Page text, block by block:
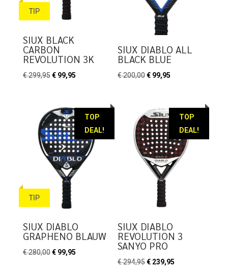
TIP
SIUX BLACK
CARBON
REVOLUTION 3K
€299,95 Oorspronkelijke
€ 299,95.
€99,95Huidige
€ 99,95.
SIUX DIABLO ALL
BLACK BLUE
€200,00Oorspronkelijke
€ 200,00.
€ 99,95
€ 99,95.
TOP
DEAL!
TIP
SIUX DIABLO
GRAPHENO BLAUW
€280,00 Oorspronkelijke
€99,95Huidige
TOP
DEAL!
SIUX DIABLO
REVOLUTION 3
SANYO PRO
€294,95Oorspronkelijke
€ 239,95